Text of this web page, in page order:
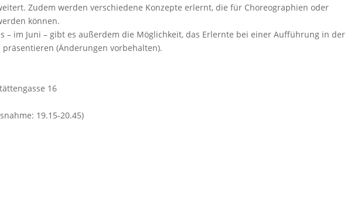
Zudem werden verschiedene Konzepte erlernt, die für Choreographien oder
können.
– im Juni – gibt es außerdem die Möglichkeit, das Erlernte bei einer Aufführung in der
präsentieren (Änderungen vorbehalten).
16
19.15-20.45)